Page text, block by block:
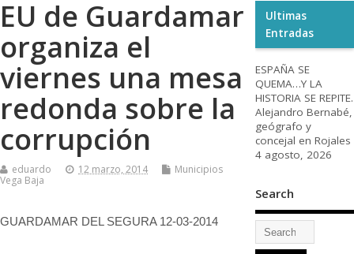
EU de Guardamar
organiza el
viernes una mesa
redonda sobre la
corrupción
eduardo 12 marzo, 2014
Municipios
Vega Baja
GUARDAMAR DEL SEGURA 12-03-2014
Ultimas
Entradas
ESPAÑA SE
QUEMA…Y LA
HISTORIA SE REPITE.
Alejandro Bernabé,
geógrafo y
concejal en Rojales
4 agosto, 2026
Search